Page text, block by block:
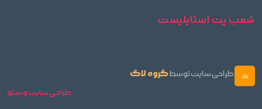
شعب پت استایلیست
طراحی سایت توسطگروه لاگ
طراحی سایت و سئو